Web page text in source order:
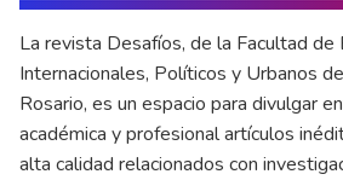
La revista Desafíos, de la Facultad de
Internacionales, Políticos y Urbanos
Rosario, es un espacio para divulgar
académica y profesional artículos
alta calidad relacionados con